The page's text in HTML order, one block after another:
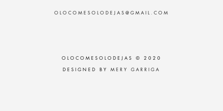
OLOCOMESOLODEJAS@GMAIL.COM
OLOCOMESOLODEJAS © 2020
DESIGNED BY MERY GARRIGA